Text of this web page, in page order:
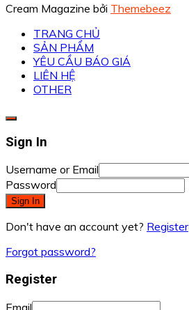
Cream Magazine bởi Themebeez
TRANG CHỦ
SẢN PHẨM
YÊU CẦU BÁO GIÁ
LIÊN HỆ
OTHER
Sign In
Username or Email
Password
Sign In
Don't have an account yet? Register
Forgot password?
Register
Email